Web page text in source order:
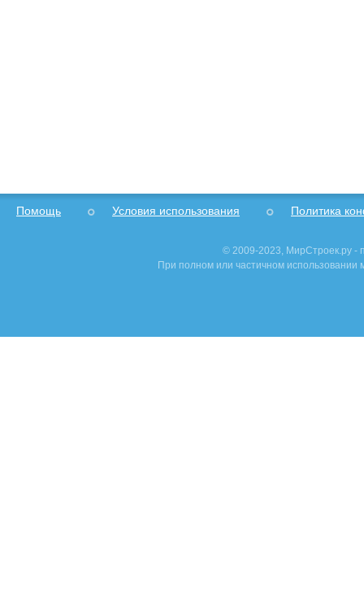
Помощь Условия использования Политика
© 2009-2023, МирСтроек.ру -
При полном или частичном использовании